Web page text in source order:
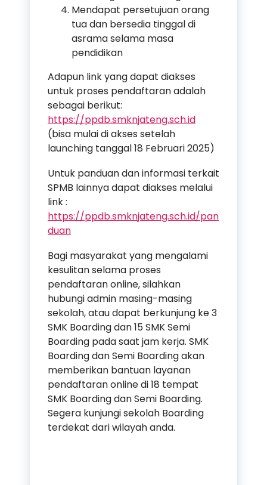
Mendapat persetujuan orang
tua dan bersedia tinggal di
asrama selama masa
pendidikan
Adapun link yang dapat diakses
untuk proses pendaftaran adalah
sebagai berikut:
https://ppdb.smknjateng.sch.id
(bisa mulai di akses setelah
launching tanggal 18 Februari 2025)
Untuk panduan dan informasi terkait
SPMB lainnya dapat diakses melalui
link :
https://ppdb.smknjateng.sch.id/pan
duan
Bagi masyarakat yang mengalami
kesulitan selama proses
pendaftaran online, silahkan
hubungi admin masing-masing
sekolah, atau dapat berkunjung ke 3
SMK Boarding dan 15 SMK Semi
Boarding pada saat jam kerja. SMK
Boarding dan Semi Boarding akan
memberikan bantuan layanan
pendaftaran online di 18 tempat
SMK Boarding dan Semi Boarding.
Segera kunjungi sekolah Boarding
terdekat dari wilayah anda.